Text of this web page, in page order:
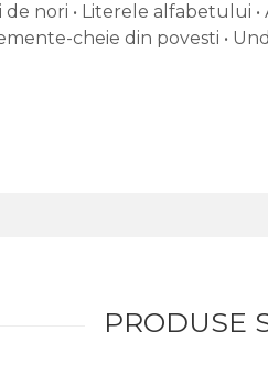
nori • Literele alfabetului •
cheie din povesti •
PRODUSE